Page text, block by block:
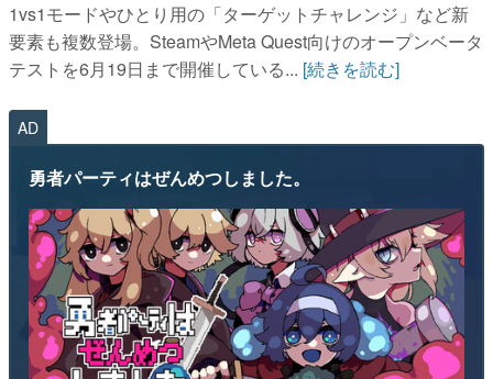
1vs1モードやひとり用の「ターゲットチャレンジ」など新
要素も複数登場。SteamやMeta Quest向けのオープンベータ
テストを6月19日まで開催している... [続きを読む]
AD
勇者パーティはぜんめつしました。